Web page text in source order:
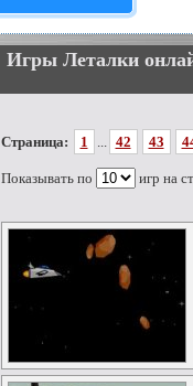
Игры Леталки
Страница: 1 ... 42 43
Показывать по игр на